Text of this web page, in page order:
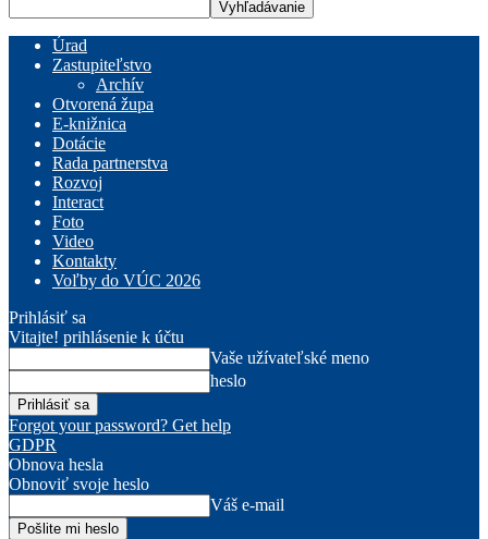
Úrad
Zastupiteľstvo
Archív
Otvorená župa
E-knižnica
Dotácie
Rada partnerstva
Rozvoj
Interact
Foto
Video
Kontakty
Voľby do VÚC 2026
Prihlásiť sa
Vitajte! prihlásenie k účtu
Vaše užívateľské meno
heslo
Forgot your password? Get help
GDPR
Obnova hesla
Obnoviť svoje heslo
Váš e-mail